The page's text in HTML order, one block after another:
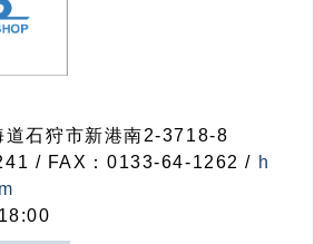
石狩市新港南2-3718-8
/ FAX：0133-64-1262 / h